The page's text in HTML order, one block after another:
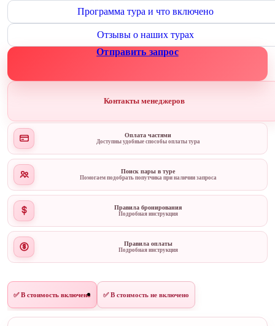
Программа тура и что включено
Отзывы о наших турах
Отправить запрос
Контакты менеджеров
Оплата частями
Доступны удобные способы оплаты тура
Поиск пары в туре
Помогаем подобрать попутчика при наличии запроса
Правила бронирования
Подробная инструкция
Правила оплаты
Подробная инструкция
✅ В стоимость включено ✅ В стоимость не включено